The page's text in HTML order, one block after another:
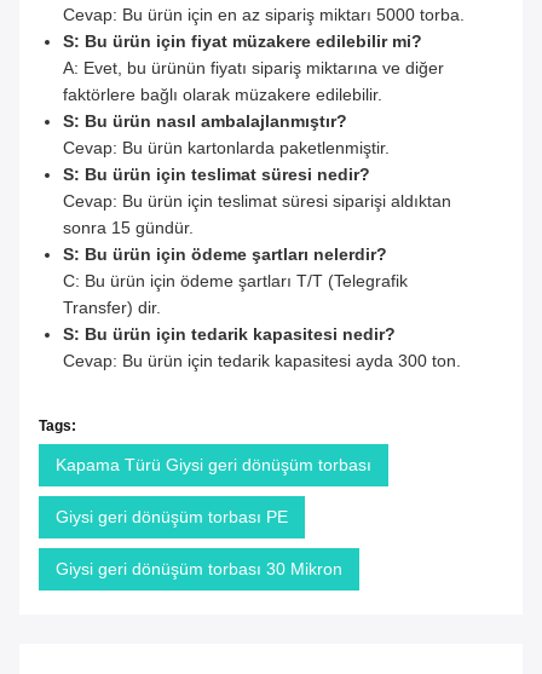
Cevap: Bu ürün için en az sipariş miktarı 5000 torba.
S: Bu ürün için fiyat müzakere edilebilir mi?
A: Evet, bu ürünün fiyatı sipariş miktarına ve diğer
faktörlere bağlı olarak müzakere edilebilir.
S: Bu ürün nasıl ambalajlanmıştır?
Cevap: Bu ürün kartonlarda paketlenmiştir.
S: Bu ürün için teslimat süresi nedir?
Cevap: Bu ürün için teslimat süresi siparişi aldıktan
sonra 15 gündür.
S: Bu ürün için ödeme şartları nelerdir?
C: Bu ürün için ödeme şartları T/T (Telegrafik
Transfer) dir.
S: Bu ürün için tedarik kapasitesi nedir?
Cevap: Bu ürün için tedarik kapasitesi ayda 300 ton.
Tags:
Kapama Türü Giysi geri dönüşüm torbası
Giysi geri dönüşüm torbası PE
Giysi geri dönüşüm torbası 30 Mikron